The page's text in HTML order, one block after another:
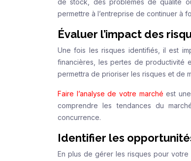
de stock, des problèmes de qualité
permettre à l’entreprise de continuer à
Évaluer l’impact des
Une fois les risques identifiés, il est
financières, les pertes de productivité
permettra de prioriser les risques et de
Faire l’analyse de votre marché est
comprendre les tendances du
concurrence.
Identifier les
En plus de gérer les risques pour votre